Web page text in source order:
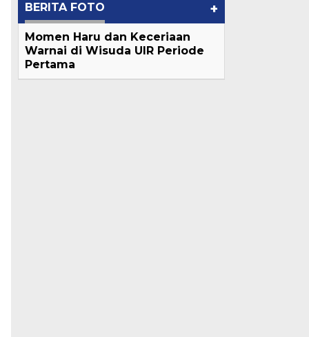
BERITA FOTO +
Momen Haru dan Keceriaan
Warnai di Wisuda UIR Periode
Pertama